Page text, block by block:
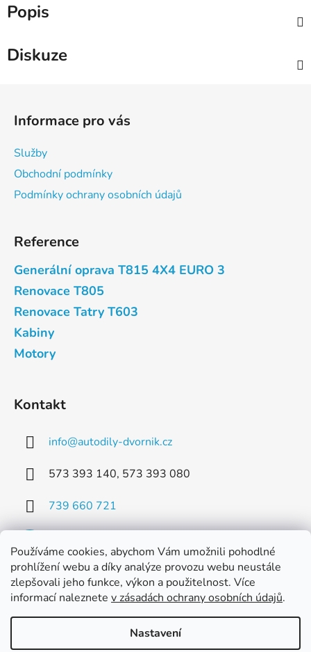
Používáme cookies, abychom Vám umožnili pohodlné
prohlížení webu a díky analýze provozu webu neustále
zlepšovali jeho funkce, výkon a použitelnost. Více
informací naleznete v zásadách ochrany osobních údajů.
Nastavení
Popis
Diskuze
Informace pro vás
Služby
Obchodní podmínky
Podmínky ochrany osobních údajů
Reference
Generální oprava T815 4X4 EURO 3
Renovace T805
Renovace Tatry T603
Kabiny
Motory
Kontakt
info@autodily-dvornik.cz
573 393 140, 573 393 080
739 660 721
Facebook